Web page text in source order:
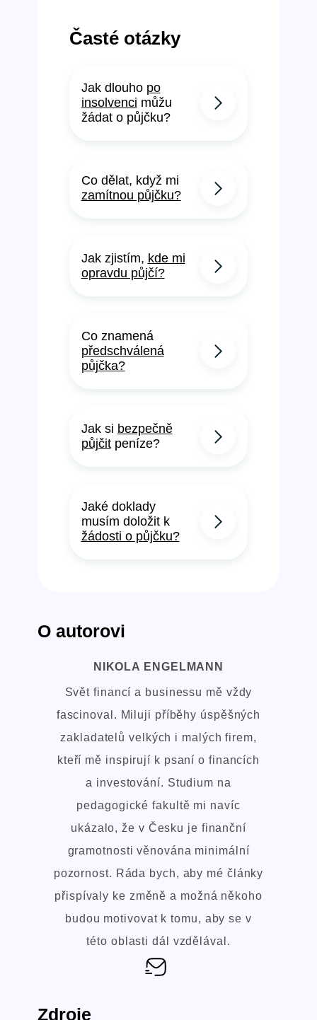
Časté otázky
Jak dlouho po
insolvenci můžu
žádat o půjčku?
Co dělat, když mi
zamítnou půjčku?
Jak zjistím, kde mi
opravdu půjčí?
Co znamená
předschválená
půjčka?
Jak si bezpečně
půjčitpeníze?
Jaké doklady
musím doložit k
žádosti o půjčku?
O autorovi
NIKOLA ENGELMANN
Svět financí a businessu mě vždy
fascinoval. Miluji příběhy úspěšných
zakladatelů velkých i malých firem,
kteří mě inspirují k psaní o financích
a investování. Studium na
pedagogické fakultě mi navíc
ukázalo, že v Česku je finanční
gramotnosti věnována minimální
pozornost. Ráda bych, aby mé články
přispívaly ke změně a možná někoho
budou motivovat k tomu, aby se v
této oblasti dál vzdělával.
Zdroje